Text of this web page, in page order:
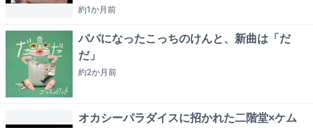
約1か月前
パパになったこっちのけんと、新曲は「だ
だ」
約2か月前
オカシーパラダイスに招かれた二階堂×ケム